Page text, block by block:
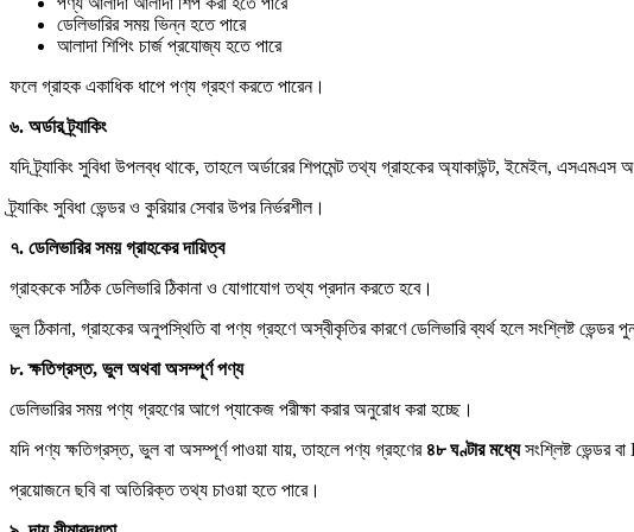
ডেলিভারির সময় ভিন্ন হতে পারে
আলাদা শিপিং চার্জ প্রযোজ্য হতে পারে
ফলে গ্রাহক একাধিক ধাপে পণ্য গ্রহণ করতে পারেন।
৬. অর্ডারট্র্যাকিং
যদি ট্র্যাকিং সুবিধা উপলব্ধ থাকে, তাহলে অর্ডারের শিপমেন্ট তথ্য গ্রাহকের অ্যাকাউন্ট, ইমেইল,
ট্র্যাকিং সুবিধা ভেন্ডর ও কুরিয়ার সেবার উপর নির্ভরশীল।
৭. ডেলিভারিরসময়গ্রাহকেরদায়িত্ব
গ্রাহককে সঠিক ডেলিভারি ঠিকানা ও যোগাযোগ তথ্য প্রদান করতে হবে।
ভুল ঠিকানা, গ্রাহকের অনুপস্থিতি বা পণ্য গ্রহণে অস্বীকৃতির কারণে ডেলিভারি ব্যর্থ হলে সংশ্লিষ্ট ভেন্ডর
৮.ক্ষতিগ্রস্ত, ভুলঅথবাঅসম্পূর্ণপণ্য
ডেলিভারির সময় পণ্য গ্রহণের আগে প্যাকেজ পরীক্ষা করার অনুরোধ করা হচ্ছে।
যদি পণ্য ক্ষতিগ্রস্ত, ভুল বা অসম্পূর্ণ পাওয়া যায়, তাহলে পণ্য গ্রহণের ৪৮ঘণ্টারমধ্যেসংশ্লিষ্ট ভেন্ডর
প্রয়োজনে ছবি বা অতিরিক্ত তথ্য চাওয়া হতে পারে।